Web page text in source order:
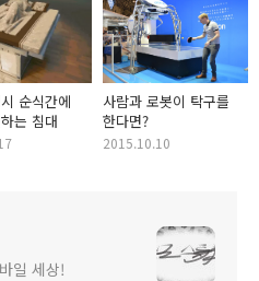
순식간에
는 침대
사람과 로봇이 탁구를
한다면?
2015.10.10
일 세상!